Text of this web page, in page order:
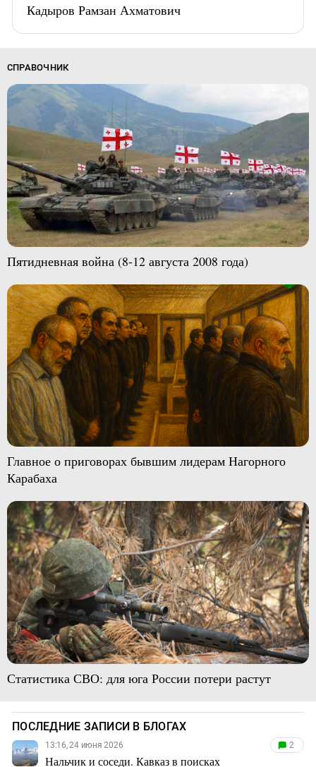
Кадыров Рамзан Ахматович
СПРАВОЧНИК
Пятидневная война (8-12 августа 2008 года)
Главное о приговорах бывшим лидерам Нагорного
Карабаха
Статистика СВО: для юга России потери растут
ПОСЛЕДНИЕ ЗАПИСИ В БЛОГАХ
13:16, 24 июня 2026
Нальчик и соседи. Кавказ в поисках
2